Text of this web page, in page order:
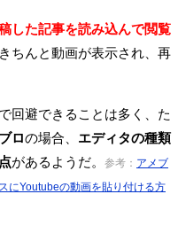
した記事を読み込んで閲覧
ちんと動画が表示され、再
回避できることは多く、 た
ロの場合、 エディタの種類
があるようだ。 参考： アメブ
にYoutubeの動画を貼り付ける方